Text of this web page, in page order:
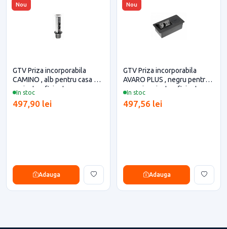
Nou
In stoc
GTV Priza incorporabila
CAMINO , alb pentru casa si
proiecte eficiente
497,90 lei
Adauga
Nou
In stoc
GTV Priza incorporabila
AVARO PLUS , negru pentru
casa si proiecte eficiente
497,56 lei
Adauga